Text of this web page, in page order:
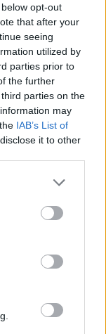
opt-out
that after your
seeing
utilized by
parties prior to
the further
parties on the
may
IAB’s List of
it to other
or more Google
may click to
party tags to
in below Google